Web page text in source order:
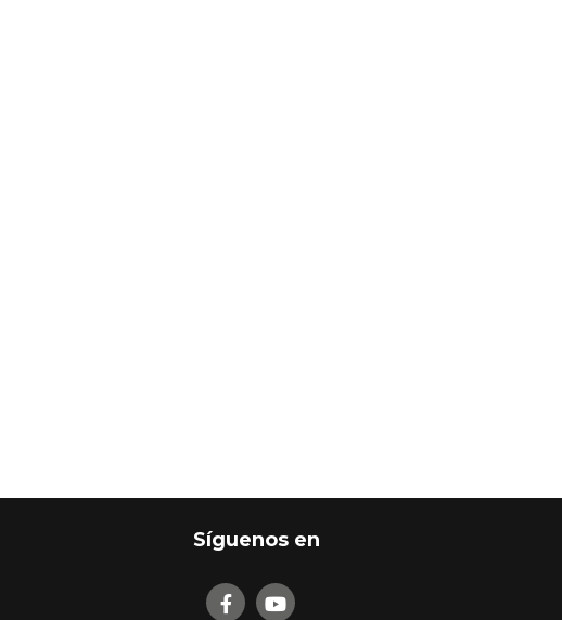
Síguenos en